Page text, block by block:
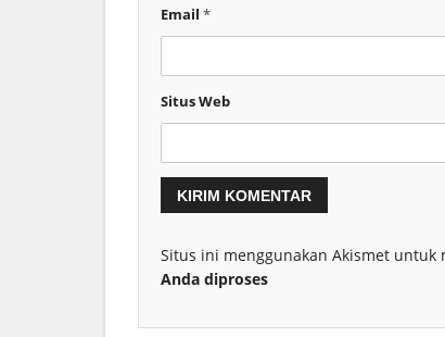
Email *
Situs Web
Situs ini menggunakan Akismet untuk
Anda diproses